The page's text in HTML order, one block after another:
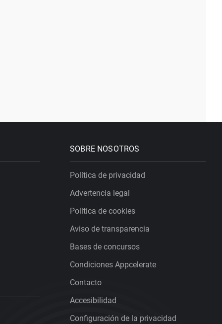
SOBRE NOSOTROS
Política de privacidad
Advertencia legal
Política de cookies
Aviso de transparencia
Bases de concursos
Condiciones Appcelerate
Contacto
Accesibilidad
Configuración de la privacidad